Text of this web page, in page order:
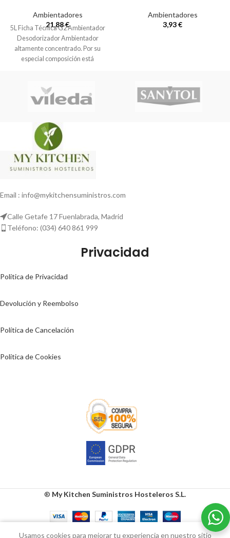
Ambientadores
21,88€
5L Ficha Técnica G2 Ambientador
Desodorizador Ambientador
altamente concentrado. Por su
especial composición está
Ambientadores
3,93€
Email : info@mykitchensuministros.com
Calle Getafe 17 Fuenlabrada, Madrid
Teléfono: (034) 640 861 999
Privacidad
Politica de Privacidad
Devolución y Reembolso
Política de Cancelación
Politica de Cookies
® My Kitchen Suministros Hosteleros S.L.
Usamos cookies para mejorar tu experiencia en nuestro sitio